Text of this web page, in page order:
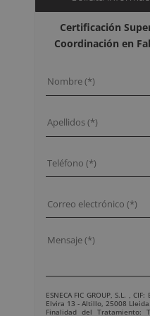
Certificación
Coordinación en
ESNECA FIC GROUP, S.L. ,
Elvira 13 - Altillo, 25008 Lleida.
Finalidad del Tratamiento: